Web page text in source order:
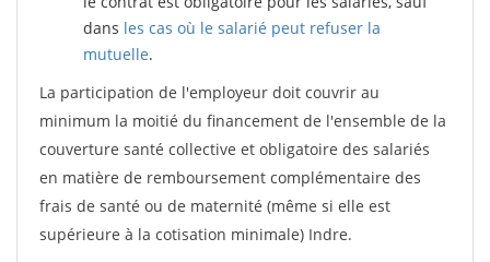
dans les cas où le salarié peut refuser la
mutuelle.
La participation de l'employeur doit couvrir au
minimum la moitié du financement de l'ensemble de la
couverture santé collective et obligatoire des salariés
en matière de remboursement complémentaire des
frais de santé ou de maternité (même si elle est
supérieure à la cotisation minimale) Indre.